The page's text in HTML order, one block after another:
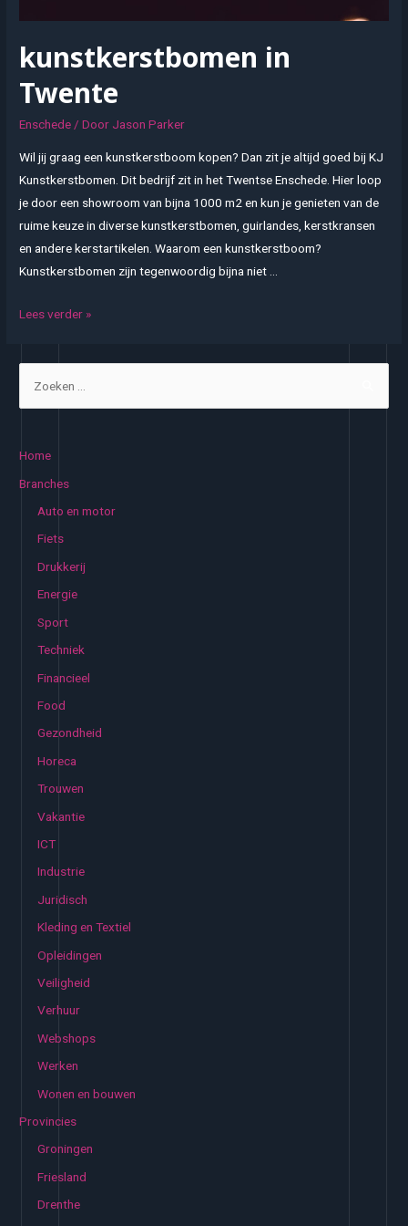
kunstkerstbomen in
Twente
Enschede/ Door Jason Parker
Wil jij graag een kunstkerstboom kopen? Dan zit je altijd goed bij KJ
Kunstkerstbomen. Dit bedrijf zit in het Twentse Enschede. Hier loop
je door een showroom van bijna 1000 m2 en kun je genieten van de
ruime keuze in diverse kunstkerstbomen, guirlandes, kerstkransen
en andere kerstartikelen. Waarom een kunstkerstboom?
Kunstkerstbomen zijn tegenwoordig bijna niet …
kunstkerstbomen
Lees verder »
Home
Branches
Auto en motor
Fiets
Drukkerij
Energie
Sport
Techniek
Financieel
Food
Gezondheid
Horeca
Trouwen
Vakantie
ICT
Industrie
Juridisch
Kleding en Textiel
Opleidingen
Veiligheid
Verhuur
Webshops
Werken
Wonen en bouwen
Provincies
Groningen
Friesland
Drenthe